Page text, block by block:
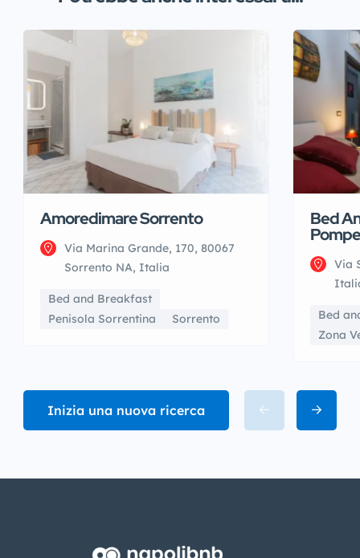
Amoredimare Sorrento
Via Marina Grande, 170, 80067
Sorrento NA, Italia
Bed and Breakfast
Penisola Sorrentina
Sorrento
Bed
Via
Bed
Zona
Inizia una nuova ricerca